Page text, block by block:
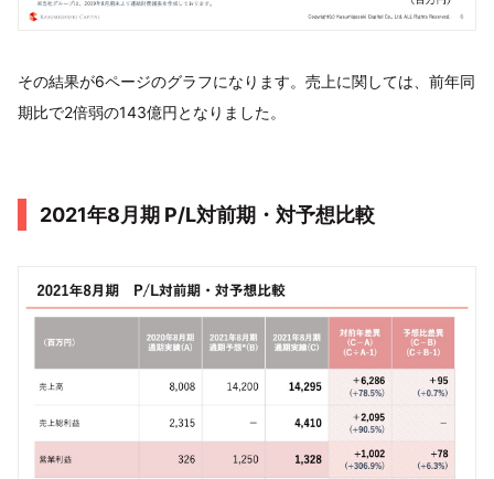
その結果が6ページのグラフになります。売上に関しては、前年同
期比で2倍弱の143億円となりました。
2021年8⽉期 P/L対前期・対予想⽐較